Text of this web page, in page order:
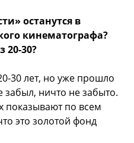
останутся в
кинематографа?
20-30?
30 лет, но уже прошло
забыл, ничто не забыто.
показывают по всем
это золотой фонд